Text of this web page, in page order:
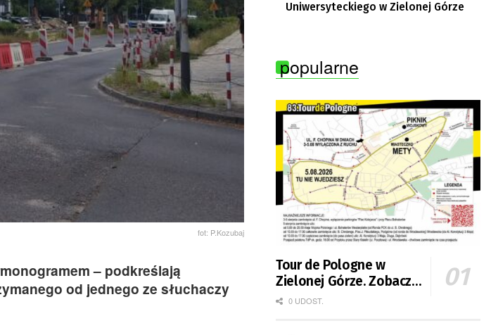
fot: P.Kozubaj
– podkreślają
od jednego ze słuchaczy
Uniwersyteckiego w Zielonej Górze
popularne
Tour de Pologne w
Zielonej Górze. Zobacz
zmiany w organizacji
0 UDOST.